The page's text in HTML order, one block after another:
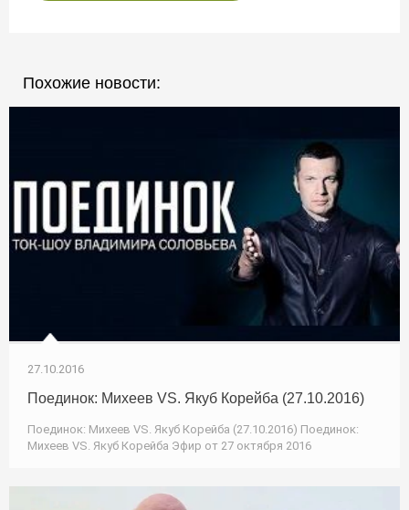
Похожие новости:
27.10.2016
Поединок: Михеев VS. Якуб Корейба (27.10.2016)
Поединок: Михеев VS. Якуб Корейба (27.10.2016) Поединок:
Михеев VS. Якуб Корейба Эфир от 27 октября 2016